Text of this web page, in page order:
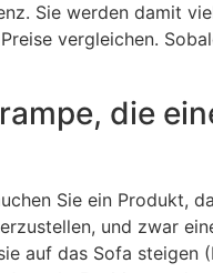
Sie werden damit
vergleichen.
die
Sie ein Produkt,
und zwar
auf das Sofa